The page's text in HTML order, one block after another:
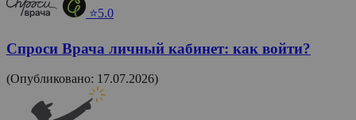
⭐5.0
Спроси Врача личный кабинет: как войти?
(Опубликовано: 17.07.2026)